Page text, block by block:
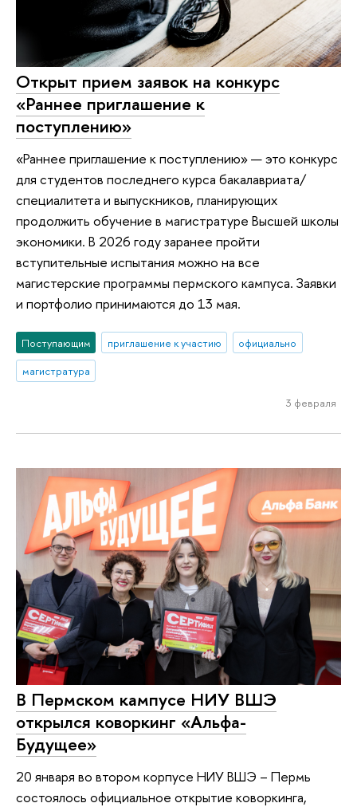
Открыт прием заявок на конкурс
«Раннее приглашение к
поступлению»
«Раннее приглашение к поступлению» — это конкурс
для студентов последнего курса бакалавриата/
специалитета и выпускников, планирующих
продолжить обучение в магистратуре Высшей школы
экономики. В 2026 году заранее пройти
вступительные испытания можно на все
магистерские программы пермского кампуса. Заявки
и портфолио принимаются до 13 мая.
Поступающим приглашение к участию
официально
магистратура
3 февраля
В Пермском кампусе НИУ ВШЭ
открылся коворкинг «Альфа-
Будущее»
20 января во втором корпусе НИУ ВШЭ – Пермь
состоялось официальное открытие коворкинга,